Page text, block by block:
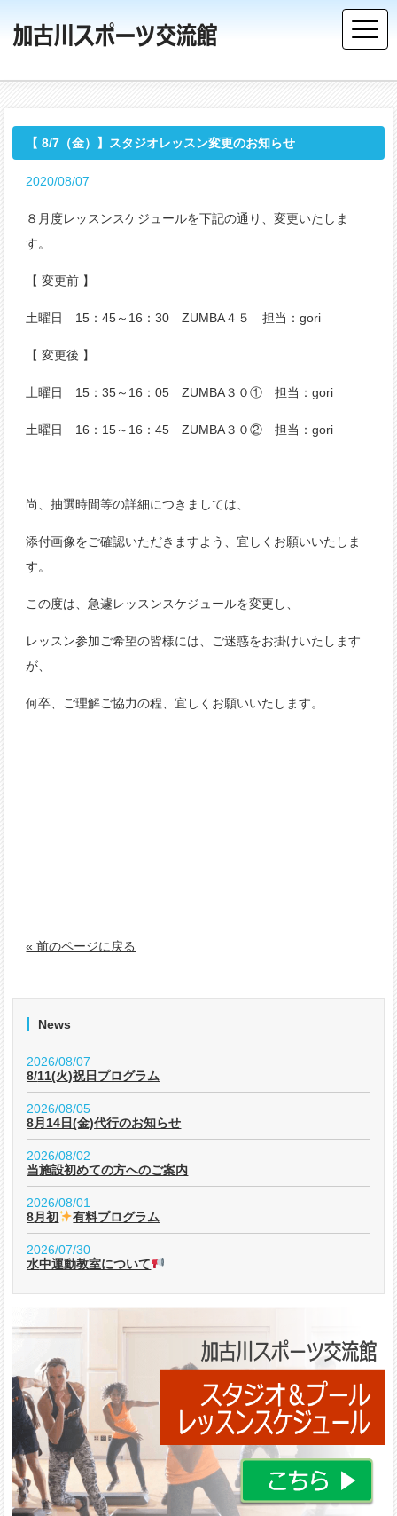
【 8/7（金）】スタジオレッスン変更のお知らせ
2020/08/07
８月度レッスンスケジュールを下記の通り、変更いたしま
す。
【 変更前 】
土曜日 15：45～16：30 ZUMBA４５ 担当：gori
【 変更後 】
土曜日 15：35～16：05 ZUMBA３０① 担当：gori
土曜日 16：15～16：45 ZUMBA３０② 担当：gori
尚、抽選時間等の詳細につきましては、
添付画像をご確認いただきますよう、宜しくお願いいたしま
す。
この度は、急遽レッスンスケジュールを変更し、
レッスン参加ご希望の皆様には、ご迷惑をお掛けいたします
が、
何卒、ご理解ご協力の程、宜しくお願いいたします。
« 前のページに戻る
News
2026/08/07
8/11(火)祝日プログラム
2026/08/05
8月14日(金)代行のお知らせ
2026/08/02
当施設初めての方へのご案内
2026/08/01
8月初
有料プログラム
2026/07/30
水中運動教室について